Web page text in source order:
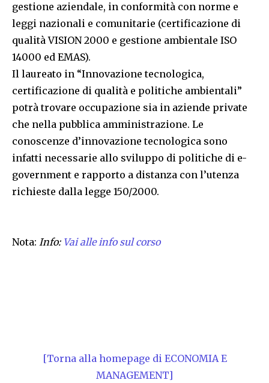
gestione aziendale, in conformità con norme e
leggi nazionali e comunitarie (certificazione di
qualità VISION 2000 e gestione ambientale ISO
14000 ed EMAS).
Il laureato in “Innovazione tecnologica,
certificazione di qualità e politiche ambientali”
potrà trovare occupazione sia in aziende private
che nella pubblica amministrazione. Le
conoscenze d’innovazione tecnologica sono
infatti necessarie allo sviluppo di politiche di e-
government e rapporto a distanza con l’utenza
richieste dalla legge 150/2000.
Nota: Info: Vai alle info sul corso
[Torna alla homepage di ECONOMIA E
MANAGEMENT]